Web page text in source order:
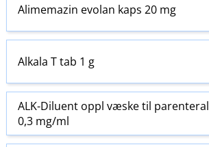
Alimemazin evolan kaps 20 mg
Alkala T tab 1 g
ALK-Diluent oppl væske til parenteral
0,3 mg/ml